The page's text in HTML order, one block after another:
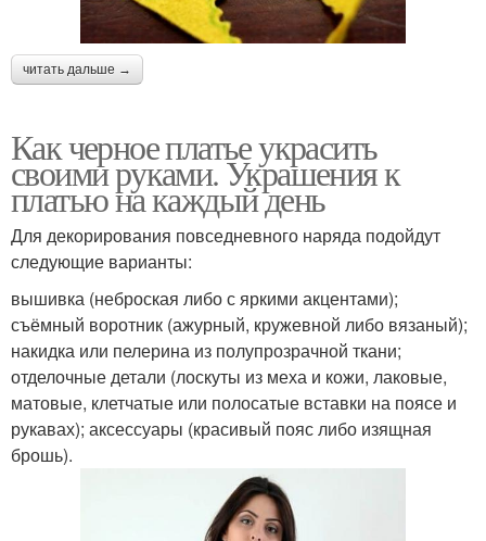
читать дальше →
Как черное платье украсить
своими руками. Украшения к
платью на каждый день
Для декорирования повседневного наряда подойдут
следующие варианты:
вышивка (неброская либо с яркими акцентами);
съёмный воротник (ажурный, кружевной либо вязаный);
накидка или пелерина из полупрозрачной ткани;
отделочные детали (лоскуты из меха и кожи, лаковые,
матовые, клетчатые или полосатые вставки на поясе и
рукавах); аксессуары (красивый пояс либо изящная
брошь).